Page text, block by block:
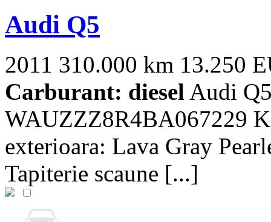
Audi Q5
2011 310.000 km 13.250
Carburant: diesel Audi
WAUZZZ8R4BA067229
exterioara: Lava Gray
Tapiterie scaune [...]